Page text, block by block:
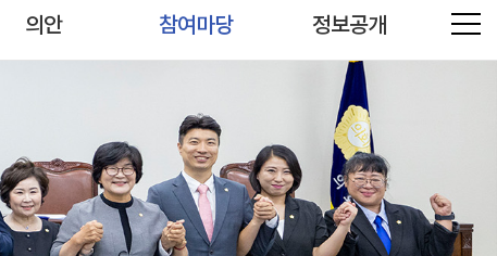
의안 참여마당 정보공개